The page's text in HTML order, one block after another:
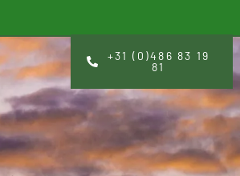
+31 (0)486 83 19
81